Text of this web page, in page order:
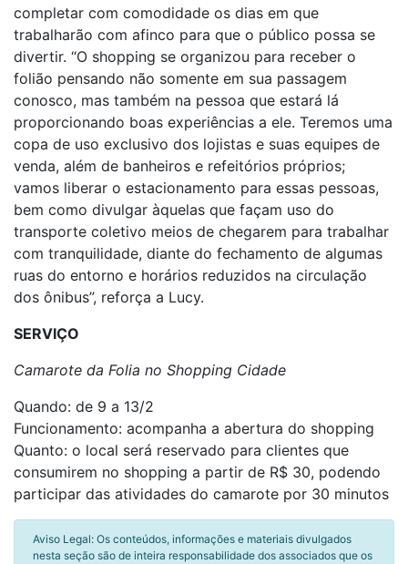
completar com comodidade os dias em que
trabalharão com afinco para que o público possa se
divertir. “O shopping se organizou para receber o
folião pensando não somente em sua passagem
conosco, mas também na pessoa que estará lá
proporcionando boas experiências a ele. Teremos uma
copa de uso exclusivo dos lojistas e suas equipes de
venda, além de banheiros e refeitórios próprios;
vamos liberar o estacionamento para essas pessoas,
bem como divulgar àquelas que façam uso do
transporte coletivo meios de chegarem para trabalhar
com tranquilidade, diante do fechamento de algumas
ruas do entorno e horários reduzidos na circulação
dos ônibus”, reforça a Lucy.
SERVIÇO
Camarote da Folia no Shopping Cidade
Quando: de 9 a 13/2
Funcionamento: acompanha a abertura do shopping
Quanto: o local será reservado para clientes que
consumirem no shopping a partir de R$ 30, podendo
participar das atividades do camarote por 30 minutos
Aviso Legal: Os conteúdos, informações e materiais divulgados
nesta seção são de inteira responsabilidade dos associados que os